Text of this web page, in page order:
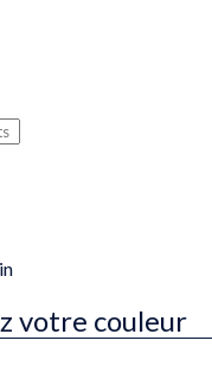
votre couleur